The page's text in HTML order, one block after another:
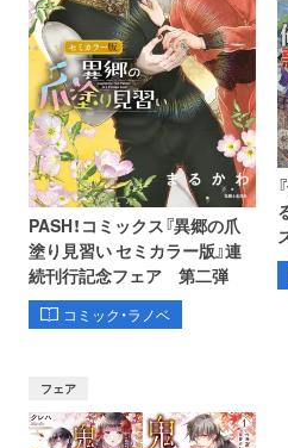
PASH！コミックス『異郷の爪
塗り見習い セミカラー版』連
続刊行記念フェア 第二弾
コミック・ラノベ
フェア